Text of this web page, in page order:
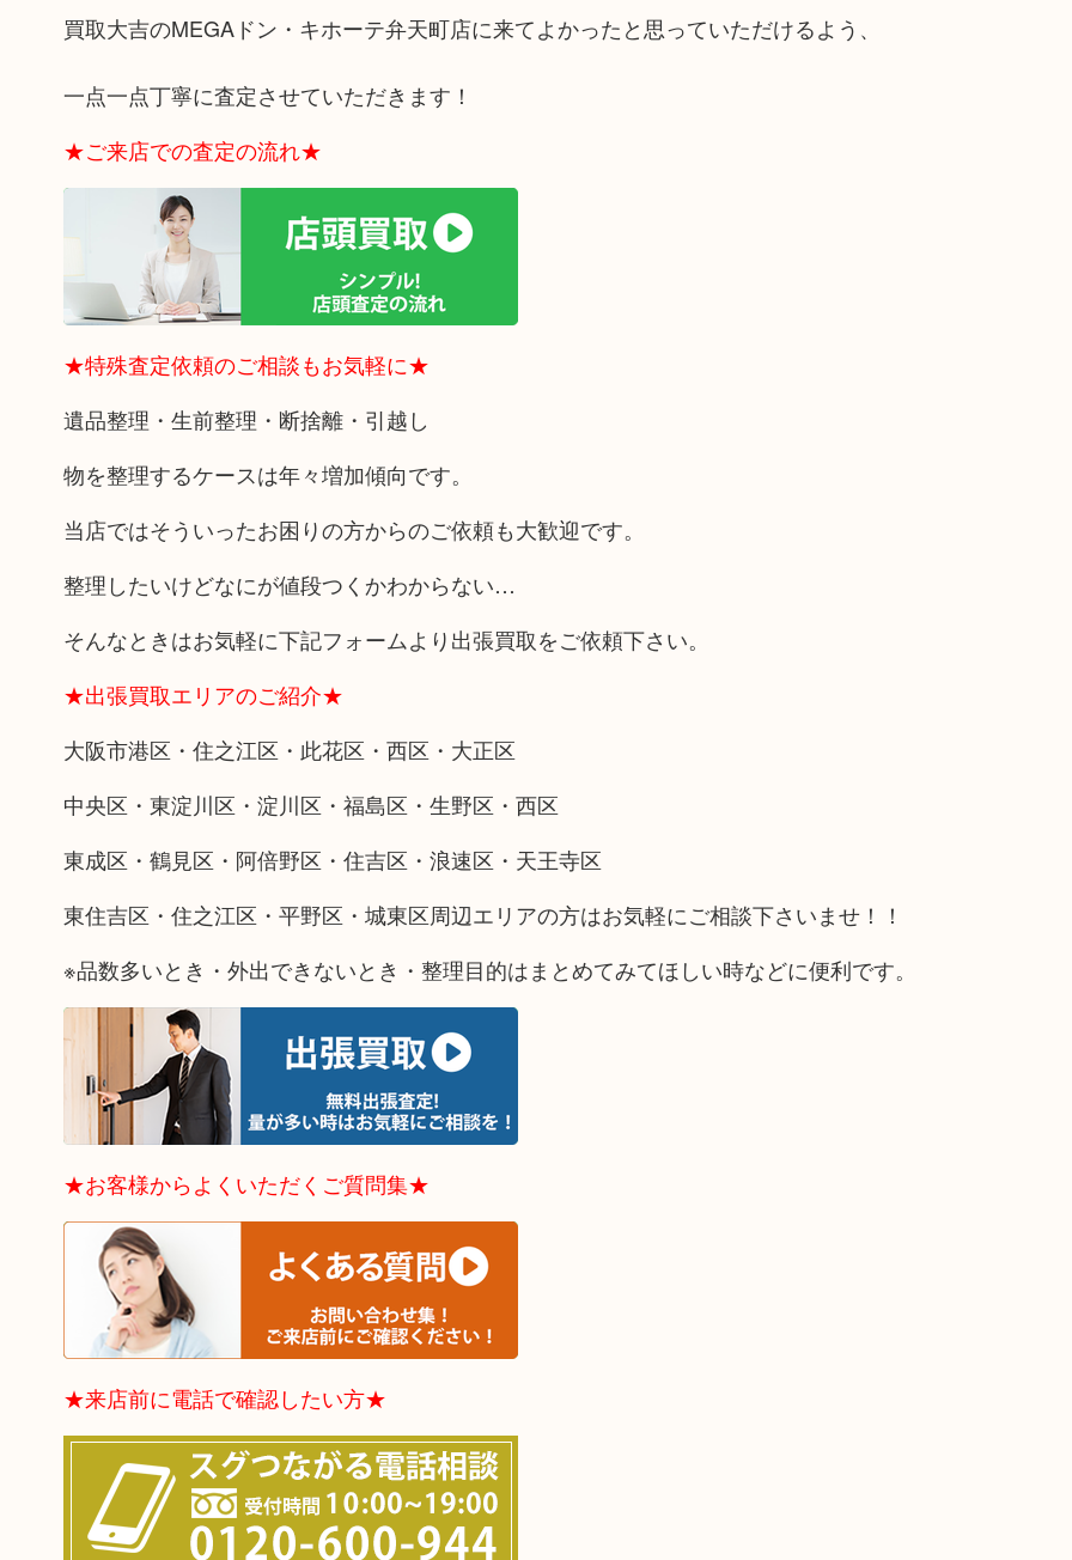
買取大吉のMEGAドン・キホーテ弁天町店に来てよかったと思っていただけるよう、
一点一点丁寧に査定させていただきます！
★ご来店での査定の流れ★
★特殊査定依頼のご相談もお気軽に★
遺品整理・生前整理・断捨離・引越し
物を整理するケースは年々増加傾向です。
当店ではそういったお困りの方からのご依頼も大歓迎です。
整理したいけどなにが値段つくかわからない…
そんなときはお気軽に下記フォームより出張買取をご依頼下さい。
★出張買取エリアのご紹介★
大阪市港区・住之江区・此花区・西区・大正区
中央区・東淀川区・淀川区・福島区・生野区・西区
東成区・鶴見区・阿倍野区・住吉区・浪速区・天王寺区
東住吉区・住之江区・平野区・城東区周辺エリアの方はお気軽にご相談下さいませ！！
※品数多いとき・外出できないとき・整理目的はまとめてみてほしい時などに便利です。
★お客様からよくいただくご質問集★
★来店前に電話で確認したい方★